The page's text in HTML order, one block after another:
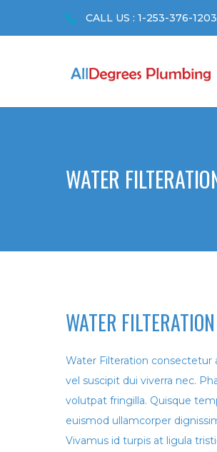
CALL US : 1-253-376-1203
WATER
WATER FILTERATION
Water Filteration consectetur
vel suscipit dui viverra nec.
volutpat fringilla. Quisque
euismod ullamcorper
Vivamus id turpis at ligula